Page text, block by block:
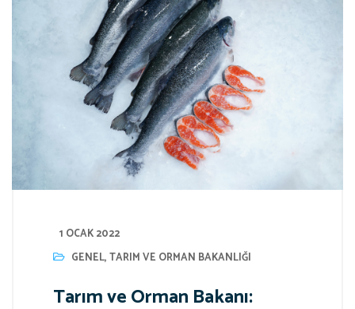
1 OCAK 2022
GENEL,TARIM VE ORMAN BAKANLIĞI
Tarım ve Orman Bakanı: